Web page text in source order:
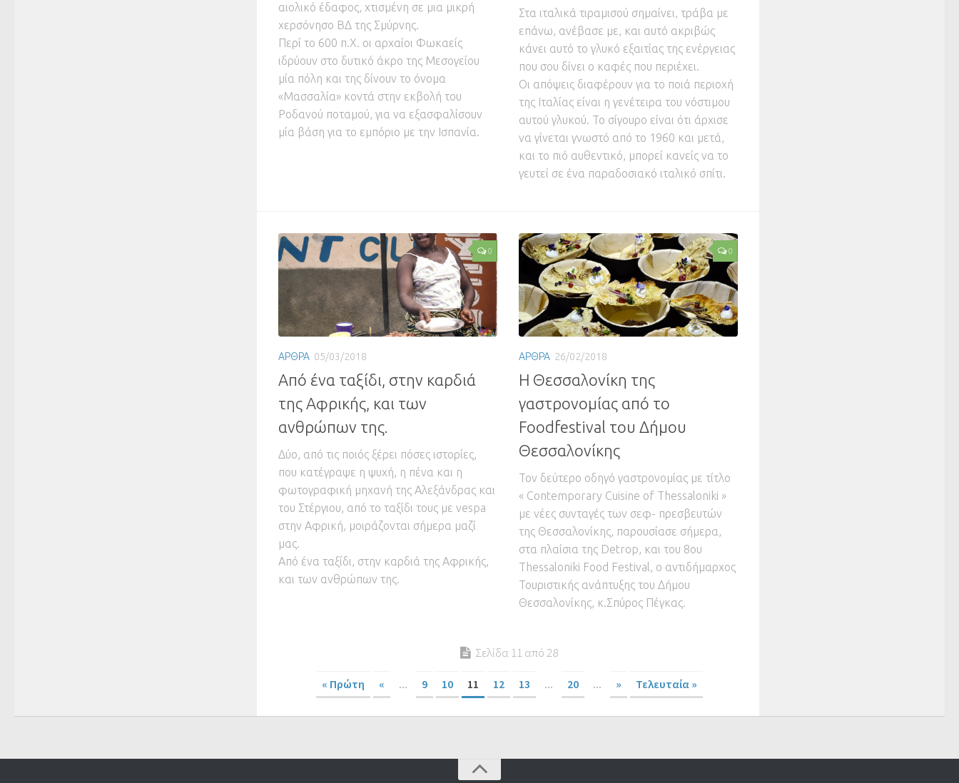
αιολικό έδαφος, χτισμένη σε μια μικρή
χερσόνησο ΒΔ της Σμύρνης.
Περί το 600 π.Χ. οι αρχαίοι Φωκαείς
ιδρύουν στο δυτικό άκρο της Μεσογείου
μία πόλη και της δίνουν το όνομα
«Μασσαλία» κοντά στην εκβολή του
Ροδανού ποταμού, για να εξασφαλίσουν
μία βάση για το εμπόριο με την Ισπανία.
Στα ιταλικά τιραμισού σημαίνει, τράβα με
επάνω, ανέβασε με, και αυτό ακριβώς
κάνει αυτό το γλυκό εξαιτίας της ενέργειας
που σου δίνει ο καφές που περιέχει.
Οι απόψεις διαφέρουν για το ποιά περιοχή
της Ιταλίας είναι η γενέτειρα του νόστιμου
αυτού γλυκού. Το σίγουρο είναι ότι άρχισε
να γίνεται γνωστό από το 1960 και μετά,
και το πιό αυθεντικό, μπορεί κανείς να το
γευτεί σε ένα παραδοσιακό ιταλικό σπίτι.
0
ΑΡΘΡΑ 05/03/2018
Από ένα ταξίδι, στην καρδιά
της Αφρικής, και των
ανθρώπων της.
Δύο, από τις ποιός ξέρει πόσες ιστορίες,
που κατέγραψε η ψυχή, η πένα και η
φωτογραφική μηχανή της Αλεξάνδρας και
του Στέργιου, από το ταξίδι τους με vespa
στην Αφρική, μοιράζονται σήμερα μαζί
μας.
Από ένα ταξίδι, στην καρδιά της Αφρικής,
και των ανθρώπων της.
0
ΑΡΘΡΑ 26/02/2018
Η Θεσσαλονίκη της
γαστρονομίας από το
Foodfestival του Δήμου
Θεσσαλονίκης
Τον δεύτερο οδηγό γαστρονομίας με τίτλο
« Contemporary Cuisine of Thessaloniki »
με νέες συνταγές των σεφ- πρεσβευτών
της Θεσσαλονίκης, παρουσίασε σήμερα,
στα πλαίσια της Detrop, και του 8ου
Thessaloniki Food Festival, ο αντιδήμαρχος
Τουριστικής ανάπτυξης του Δήμου
Θεσσαλονίκης, κ.Σπύρος Πέγκας.
Σελίδα 11 από 28
« Πρώτη « ... 9 10 11 12 13 ... 20 ... » Τελευταία »